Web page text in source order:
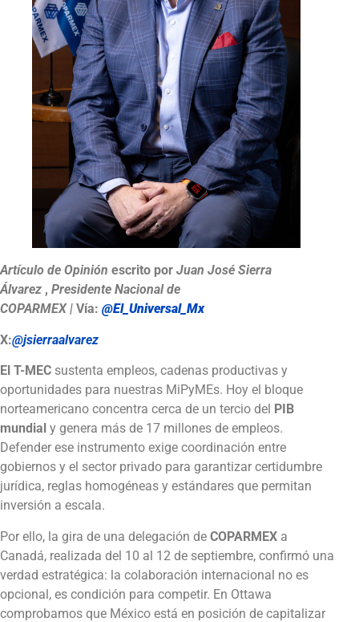
Artículo de Opinión escrito por Juan José Sierra
Álvarez , Presidente Nacional de
COPARMEX | Vía: @El_Universal_Mx
X:@jsierraalvarez
El T-MEC sustenta empleos, cadenas productivas y
oportunidades para nuestras MiPyMEs. Hoy el bloque
norteamericano concentra cerca de un tercio del PIB
mundial y genera más de 17 millones de empleos.
Defender ese instrumento exige coordinación entre
gobiernos y el sector privado para garantizar certidumbre
jurídica, reglas homogéneas y estándares que permitan
inversión a escala.
Por ello, la gira de una delegación de COPARMEX a
Canadá, realizada del 10 al 12 de septiembre, confirmó una
verdad estratégica: la colaboración internacional no es
opcional, es condición para competir. En Ottawa
comprobamos que México está en posición de capitalizar